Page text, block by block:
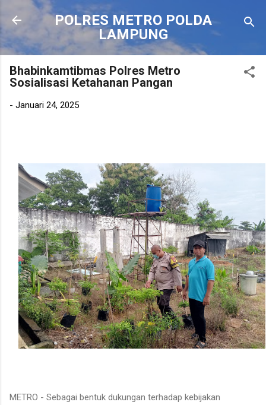
Langsung ke konten utama
POLRES METRO POLDA
LAMPUNG
Bhabinkamtibmas Polres Metro
Sosialisasi Ketahanan Pangan
- Januari 24, 2025
METRO - Sebagai bentuk dukungan terhadap kebijakan